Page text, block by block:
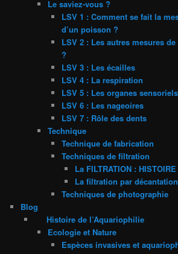
Le saviez-vous ?
LSV 1 : Comment se fait la
d’un poisson ?
LSV 2 : Les autres mesures
?
LSV 3 : Les écailles
LSV 4 : La respiration
LSV 5 : Les organes sensoriels
LSV 6 : Les nageoires
LSV 7 : Rôle des dents
Technique
Technique de fabrication
Techniques de filtration
La FILTRATION :
La filtration par
Techniques de photographie
Blog
Histoire de l’Aquariophilie
Ecologie et Nature
Espèces invasives et